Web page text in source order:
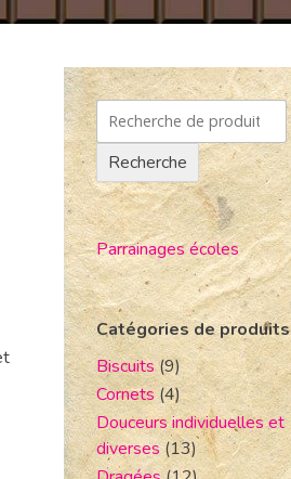
Recherche
Parrainages écoles
Catégories de produits
Biscuits (9)
Cornets (4)
Douceurs individuelles et
diverses (13)